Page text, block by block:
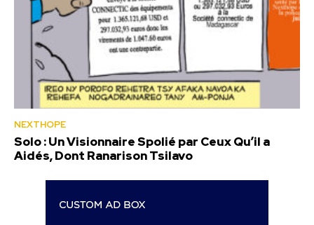
NEXTHOPE
Solo : Un Visionnaire Spolié par Ceux Qu’il a
Aidés, Dont Ranarison Tsilavo